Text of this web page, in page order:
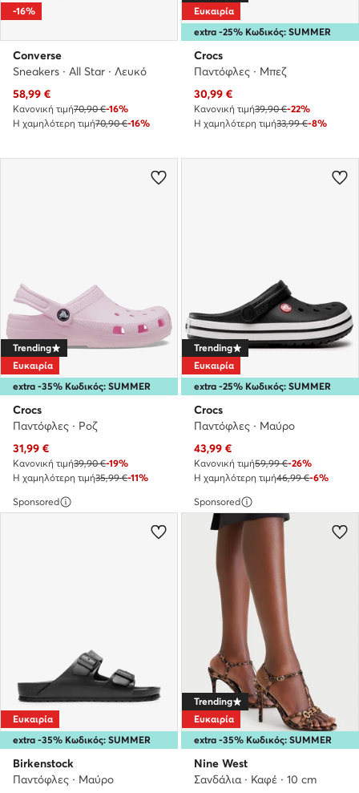
-16%
Converse
Sneakers · All Star · Λευκό
Τρέχουσα τιμή
58,99 €
Κανονική τιμή70,90 €-16%
Η χαμηλότερη τιμή70,90 €-16%
extra -25% Κωδικός: SUMMER
Ευκαιρία
Crocs
Παντόφλες · Μπεζ
Τρέχουσα τιμή
30,99 €
Κανονική τιμή39,90 €-22%
Η χαμηλότερη τιμή33,99 €-8%
extra -35% Κωδικός: SUMMER
Trending
Ευκαιρία
Crocs
Παντόφλες · Ροζ
Τρέχουσα τιμή
31,99 €
Κανονική τιμή39,90 €-19%
Η χαμηλότερη τιμή35,99 €-11%
extra -25% Κωδικός: SUMMER
Trending
Ευκαιρία
Crocs
Παντόφλες · Μαύρο
Τρέχουσα τιμή
43,99 €
Κανονική τιμή59,99 €-26%
Η χαμηλότερη τιμή46,99 €-6%
Sponsored
extra -35% Κωδικός: SUMMER
Ευκαιρία
Birkenstock
Παντόφλες · Μαύρο
Sponsored
extra -35% Κωδικός: SUMMER
Trending
Ευκαιρία
Nine West
Σανδάλια · Καφέ · 10 cm